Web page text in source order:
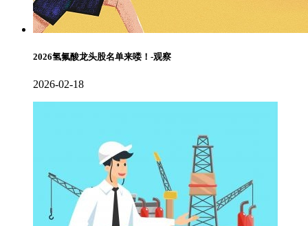
2026氢氟酸龙头股名单来喽！-观察
2026-02-18